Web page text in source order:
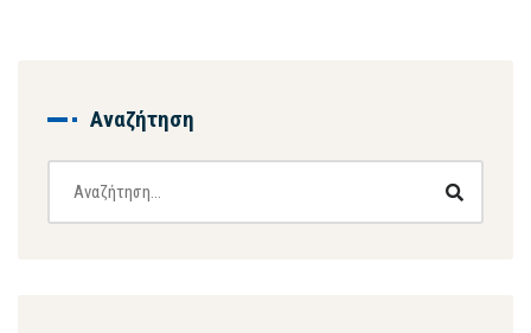
Αναζήτηση